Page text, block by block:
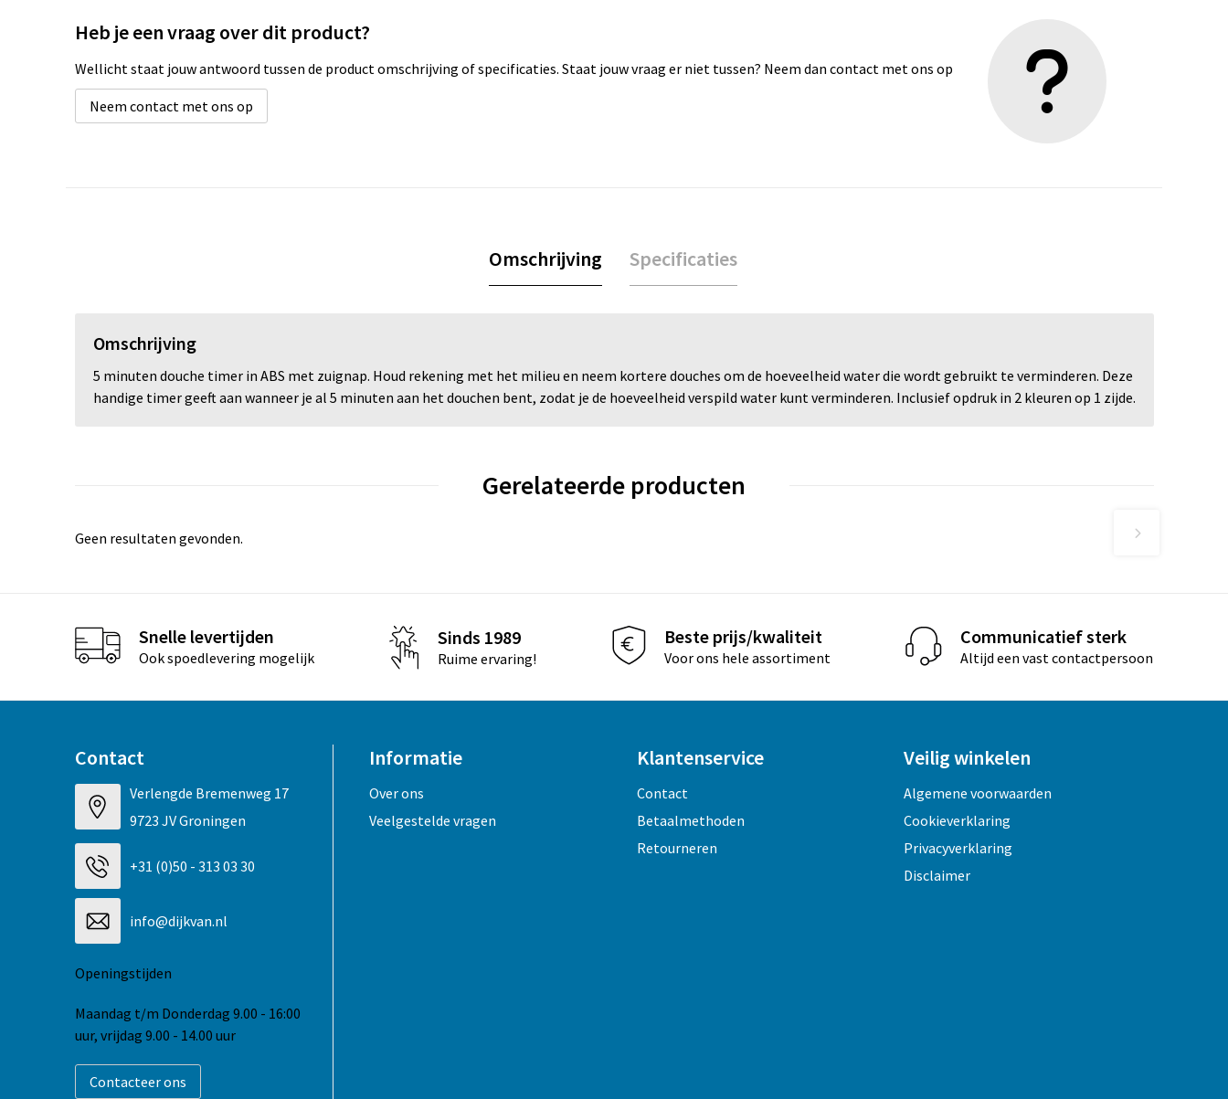
Heb je een vraag over dit product?
Wellicht staat jouw antwoord tussen de product omschrijving of specificaties. Staat jouw vraag er niet tussen? Neem dan contact met ons op
Neem contact met ons op
Omschrijving Specificaties
Omschrijving
5 minuten douche timer in ABS met zuignap. Houd rekening met het milieu en neem kortere douches om de hoeveelheid water die wordt gebruikt te verminderen. Deze
handige timer geeft aan wanneer je al 5 minuten aan het douchen bent, zodat je de hoeveelheid verspild water kunt verminderen. Inclusief opdruk in 2 kleuren op 1 zijde.
Gerelateerde producten
Geen resultaten gevonden.
Snelle levertijden
Ook spoedlevering mogelijk
Sinds 1989
Ruime ervaring!
Beste prijs/kwaliteit
Voor ons hele assortiment
Communicatief sterk
Altijd een vast contactpersoon
Contact
Verlengde Bremenweg 17
9723 JV Groningen
+31 (0)50 - 313 03 30
info@dijkvan.nl
Openingstijden
Maandag t/m Donderdag 9.00 - 16:00
uur, vrijdag 9.00 - 14.00 uur
Contacteer ons
Informatie
Over ons
Veelgestelde vragen
Klantenservice
Contact
Betaalmethoden
Retourneren
Veilig winkelen
Algemene voorwaarden
Cookieverklaring
Privacyverklaring
Disclaimer